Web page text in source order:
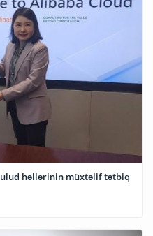
həllərinin müxtəlif tətbiq